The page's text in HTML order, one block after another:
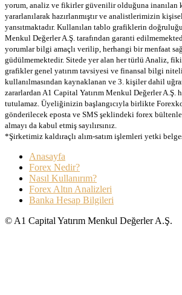
yorum, analiz ve fikirler güvenilir olduğuna inanılan
yararlanılarak hazırlanmıştır ve analistlerimizin
yansıtmaktadır. Kullanılan tablo grafiklerin
Menkul Değerler A.Ş. tarafından garanti
yorumlar bilgi amaçlı verilip, herhangi bir menfaat
güdülmemektedir. Sitede yer alan her türlü Analiz,
grafikler genel yatırım tavsiyesi ve finansal bilgi
kullanılmasından kaynaklanan ve 3. kişiler dahil
zararlardan A1 Capital Yatırım Menkul Değerler A.Ş.
tutulamaz. Üyeliğinizin başlangıcıyla birlikte
gönderilecek eposta ve SMS şeklindeki forex
almayı da kabul etmiş sayılırsınız.
*Şirketimiz kaldıraçlı alım-satım işlemleri yetki
Anasayfa
Forex Nedir?
Nasıl Kullanırım?
Forex Altın Analizleri
Banka Hesap Bilgileri
© A1 Capital Yatırım Menkul Değerler A.Ş.